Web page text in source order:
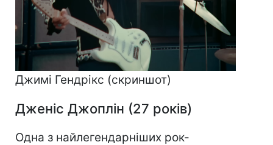
Джимі Гендрікс (скриншот)
Дженіс Джоплін (27 років)
Одна з найлегендарніших рок-